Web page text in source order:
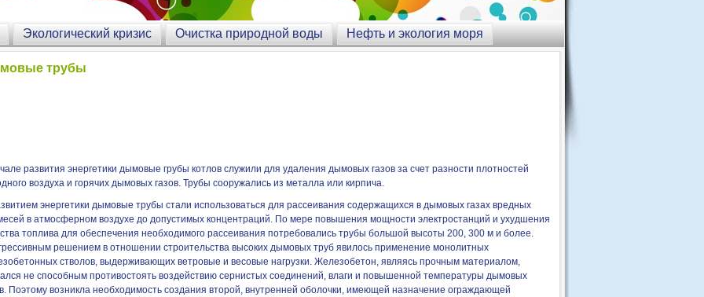
Экологический кризис Очистка природной воды Нефть и экология моря
трубы
развития энергетики дымовые грубы котлов служили для удаления дымовых газов за счет разности плотностей
воздуха и горячих дымовых газов. Трубы сооружались из металла или кирпича.
энергетики дымовые трубы стали использоваться для рассеивания содержащихся в дымовых газах вредных
в атмосферном воздухе до допустимых концентраций. По мере повышения мощности электростанций и ухудшения
топлива для обеспечения необходимого рассеивания потребовались трубы большой высоты 200, 300 м и более.
решением в отношении строительства высоких дымовых труб явилось применение монолитных
стволов, выдерживающих ветровые и весовые нагрузки. Железобетон, являясь прочным материалом,
не способным противостоять воздействию сернистых соединений, влаги и повышенной температуры дымовых
Поэтому возникла необходимость создания второй, внутренней оболочки, имеющей назначение ограждающей